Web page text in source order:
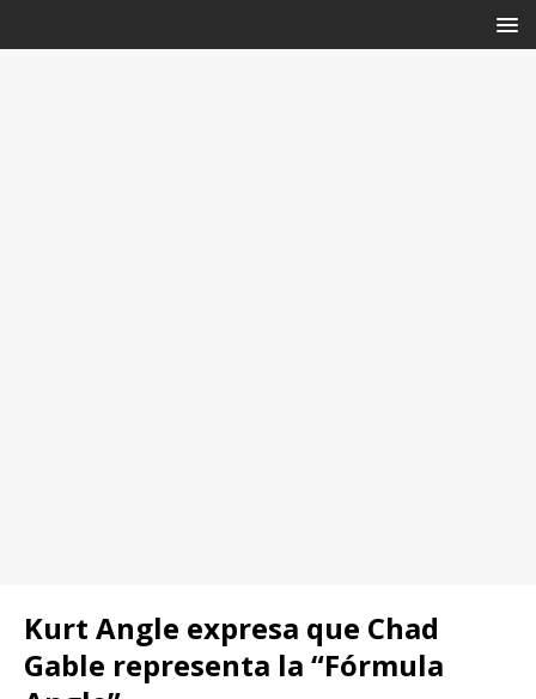
Kurt Angle expresa que Chad
Gable representa la “Fórmula